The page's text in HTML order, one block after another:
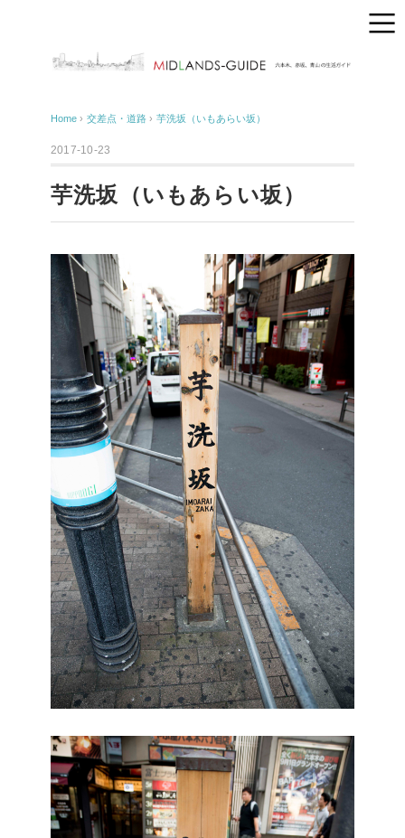
Home › 交差点・道路 › 芋洗坂（いもあらい坂）
2017-10-23
芋洗坂（いもあらい坂）